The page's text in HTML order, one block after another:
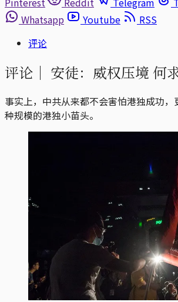
Whatsapp
Youtube
RSS
评论
评论｜ 安徒：威权压境 何
事实上，中共从来都不会害怕港独成功
种规模的港独小苗头。